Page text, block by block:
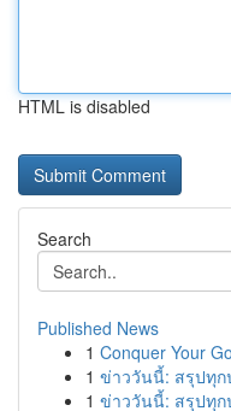
HTML is disabled
Search
Published News
1 Conquer Your
1 ข่าววันนี้: สรุปทุก
1 ข่าววันนี้: สรุปทุก